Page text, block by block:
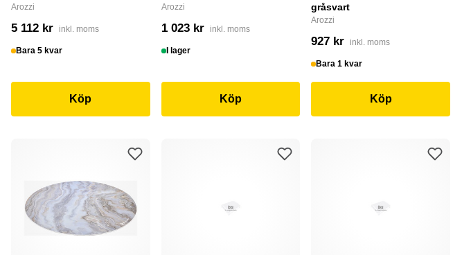
Arozzi
5 112 kr inkl. moms
Bara 5 kvar
Köp
Arozzi
1 023 kr inkl. moms
I lager
Köp
gråsvart
Arozzi
927 kr inkl. moms
Bara 1 kvar
Köp